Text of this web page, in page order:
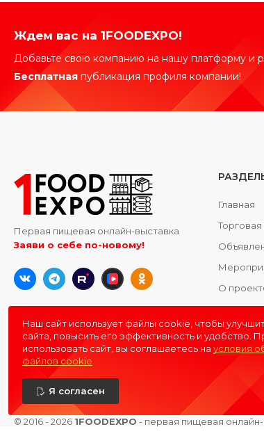
Ждем вас на 1FOODEXPO!
Добавьте свою компанию на нашу платформу и
Бесплатная публикация профиля компании!
Первая пищевая онлайн-выставка
Заяви о себе по-новому!
Главная
О
Контакты
© 2016 - 2026 1FOODEXPO - первая пищевая
Наш сайт использует файлы cookie, чтобы
сайта, повысить его эффективность и удобство.
использовать сайт, вы соглашаетесь на условия
файлов cookie
Я согласен